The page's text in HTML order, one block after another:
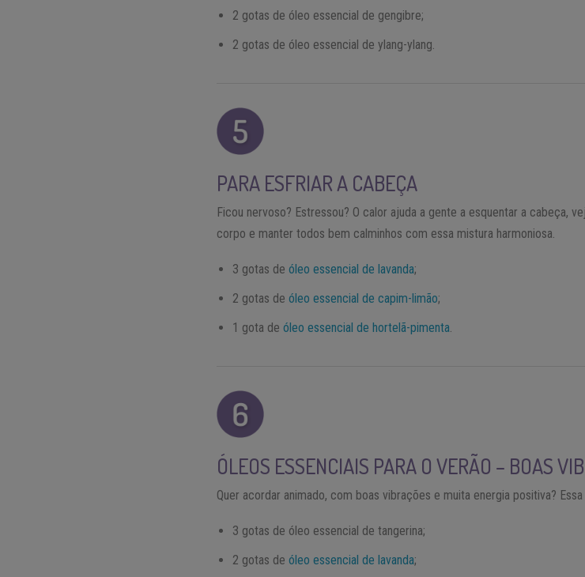
2 gotas de óleo essencial de gengibre;
2 gotas de óleo essencial de ylang-ylang.
PARA ESFRIAR A CABEÇA
Ficou nervoso? Estressou? O calor ajuda a gente a esquentar a cabeça,
corpo e manter todos bem calminhos com essa mistura harmoniosa.
3 gotas deóleo essencial de lavanda;
2 gotas deóleo essencial de capim-limão;
1 gota deóleo essencial de hortelã-pimenta.
ÓLEOS ESSENCIAIS PARA O VERÃO – BOAS
Quer acordar animado, com boas vibrações e muita energia positiva?
3 gotas de óleo essencial de tangerina;
2 gotas deóleo essencial de lavanda;